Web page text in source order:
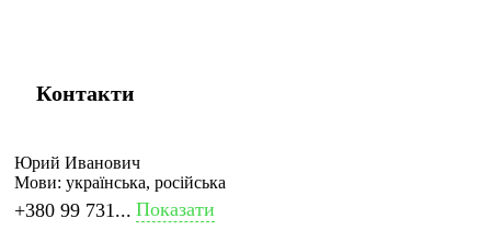
Контакти
Юрий Иванович
Мови: українська, російська
+380 99 731... Показати